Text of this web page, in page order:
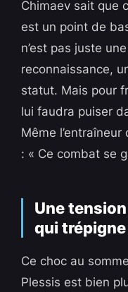
Chimaev sait que
est un point de
n’est pas juste
reconnaissance,
statut. Mais pour
lui faudra puiser
Même l’entraîneur
: « Ce combat se
Une
qui trépigne
Ce choc au
Plessis est bien